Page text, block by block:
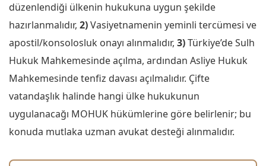
düzenlendiği ülkenin hukukuna uygun şekilde
hazırlanmalıdır, 2)Vasiyetnamenin yeminli tercümesi ve
apostil/konsolosluk onayı alınmalıdır, 3)Türkiye’de Sulh
Hukuk Mahkemesinde açılma, ardından Asliye Hukuk
Mahkemesinde tenfiz davası açılmalıdır. Çifte
vatandaşlık halinde hangi ülke hukukunun
uygulanacağı MOHUK hükümlerine göre belirlenir; bu
konuda mutlaka uzman avukat desteği alınmalıdır.